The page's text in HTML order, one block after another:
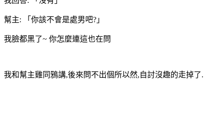
幫主: 「你該不會是處男吧?」
我臉都黑了~ 你怎麼連這也在問
我和幫主雞同鴉講,後來問不出個所以然,自討沒趣的走掉了.